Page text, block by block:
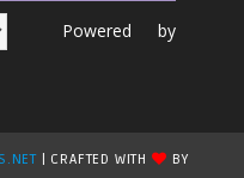
Powered by
| CRAFTED WITH BY